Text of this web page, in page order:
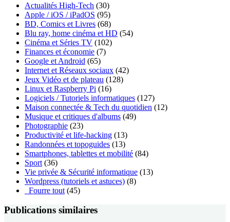
Actualités High-Tech (30)
Apple / iOS / iPadOS (95)
BD, Comics et Livres (68)
Blu ray, home cinéma et HD (54)
Cinéma et Séries TV (102)
Finances et économie (7)
Google et Android (65)
Internet et Réseaux sociaux (42)
Jeux Vidéo et de plateau (128)
Linux et Raspberry Pi (16)
Logiciels / Tutoriels informatiques (127)
Maison connectée & Tech du quotidien (12)
Musique et critiques d'albums (49)
Photographie (23)
Productivité et life-hacking (13)
Randonnées et topoguides (13)
Smartphones, tablettes et mobilité (84)
Sport (36)
Vie privée & Sécurité informatique (13)
Wordpress (tutoriels et astuces) (8)
_Fourre tout (45)
Publications similaires